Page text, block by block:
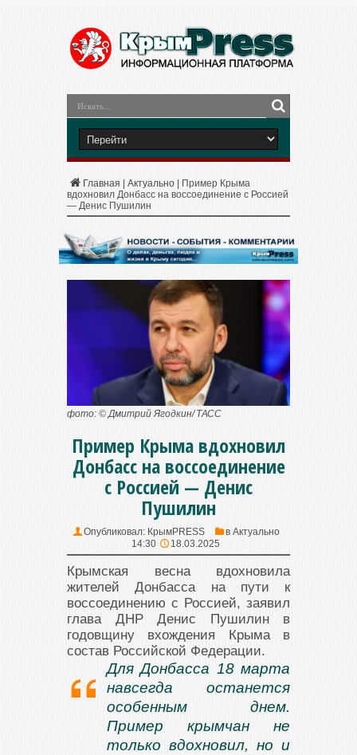
Главная Актуально
Пример Крыма
вдохновил Донбасс на воссоединение с Россией
— Денис Пушилин
фото: © Дмитрий Ягодкин/ ТАСС
Пример Крыма вдохновил
Донбасс на воссоединение
с Россией — Денис
Пушилин
Опубликовал: КрымPRESS в Актуально
14:30
18.03.2025
Крымская весна вдохновила
жителей Донбасса на пути к
воссоединению с Россией, заявил
глава ДНР Денис Пушилин в
годовщину вхождения Крыма в
состав Российской Федерации.
Для Донбасса 18 марта
навсегда останется
особенным днем.
Пример крымчан не
только вдохновил, но и